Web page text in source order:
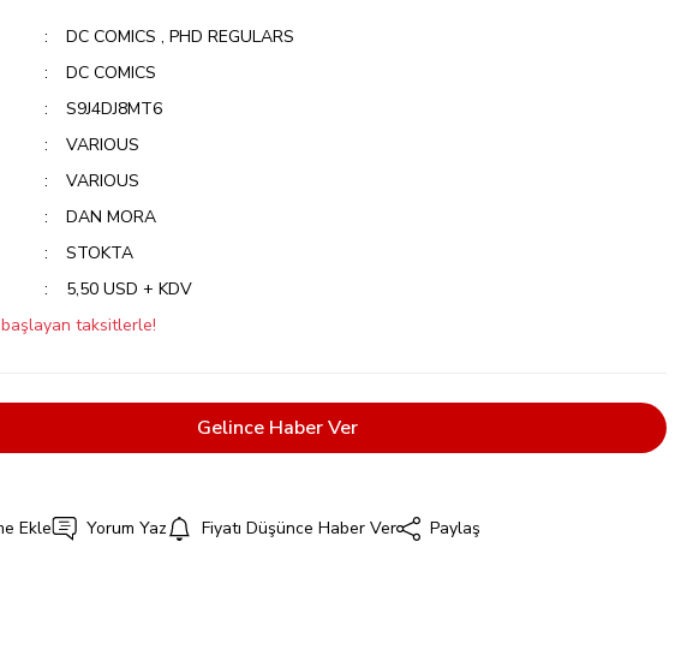
DC COMICS , PHD REGULARS
DC COMICS
S9J4DJ8MT6
VARIOUS
VARIOUS
DAN MORA
STOKTA
5,50 USD + KDV
taksitlerle!
Gelince Haber Ver
Yorum Yaz Fiyatı Düşünce Haber Ver Paylaş